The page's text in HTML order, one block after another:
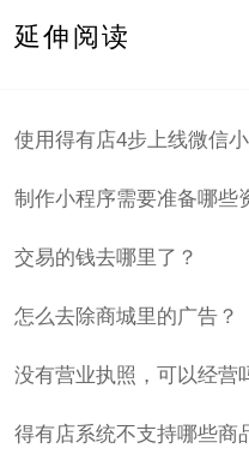
延伸阅读
使用得有店4步上线微信
制作小程序需要准备哪些
交易的钱去哪里了？
怎么去除商城里的广告？
没有营业执照，可以经营
得有店系统不支持哪些商